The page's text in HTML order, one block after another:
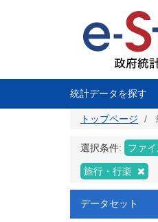
に
統計データを探す
トップページ
選択条件: ファ
旅行・行楽